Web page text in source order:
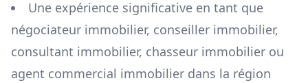
Une expérience significative en tant que
négociateur immobilier, conseiller immobilier,
consultant immobilier, chasseur immobilier ou
agent commercial immobilier dans la région